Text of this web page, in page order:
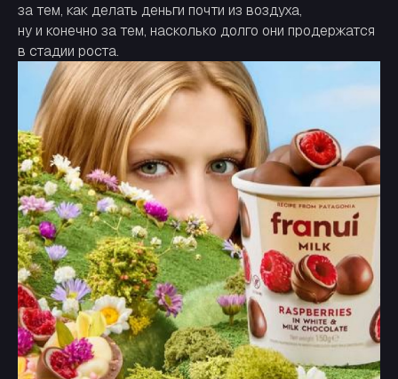
за тем, как делать деньги почти из воздуха,
ну и конечно за тем, насколько долго они продержатся
в стадии роста.